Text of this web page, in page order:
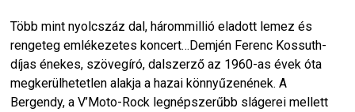
Több mint nyolcszáz dal, hárommillió eladott lemez és
rengeteg emlékezetes koncert…Demjén Ferenc Kossuth-
díjas énekes, szövegíró, dalszerző az 1960-as évek óta
megkerülhetetlen alakja a hazai könnyűzenének. A
Bergendy, a V’Moto-Rock legnépszerűbb slágerei mellett